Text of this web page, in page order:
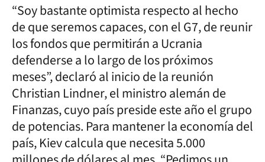
“Soy bastante optimista respecto al hecho
de que seremos capaces, con el G7, de reunir
los fondos que permitirán a Ucrania
defenderse a lo largo de los próximos
meses”, declaró al inicio de la reunión
Christian Lindner, el ministro alemán de
Finanzas, cuyo país preside este año el grupo
de potencias. Para mantener la economía del
país, Kiev calcula que necesita 5.000